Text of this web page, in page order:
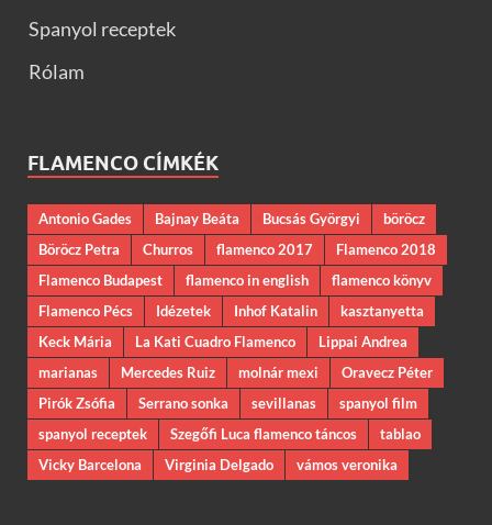
Spanyol receptek
Rólam
FLAMENCO CÍMKÉK
Antonio Gades Bajnay Beáta Bucsás Györgyi
böröcz
Böröcz Petra
Churros flamenco 2017
Flamenco 2018
Flamenco Budapest
flamenco in english
flamenco könyv
Flamenco Pécs
Idézetek Inhof Katalin
kasztanyetta
Keck Mária
La Kati Cuadro Flamenco
Lippai Andrea
marianas
Mercedes Ruiz molnár mexi
Oravecz Péter
Pirók Zsófia
Serrano sonka sevillanas
spanyol film
spanyol receptek
Szegőfi Luca flamenco táncos
tablao
Vicky Barcelona
Virginia Delgado vámos veronika